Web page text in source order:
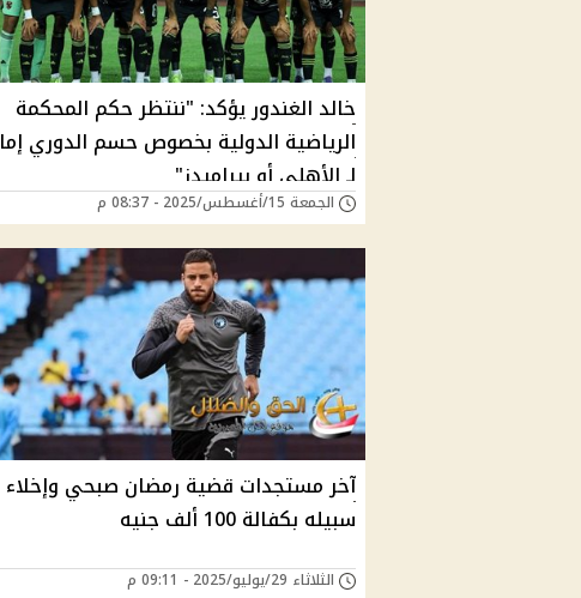
خالد الغندور يؤكد: "ننتظر حكم المحكمة
الرياضية الدولية بخصوص حسم الدوري إما
لـ الأهلي أو بيراميدز"
الجمعة 15/أغسطس/2025 - 08:37 م
آخر مستجدات قضية رمضان صبحي وإخلاء
سبيله بكفالة 100 ألف جنيه
الثلاثاء 29/يوليو/2025 - 09:11 م